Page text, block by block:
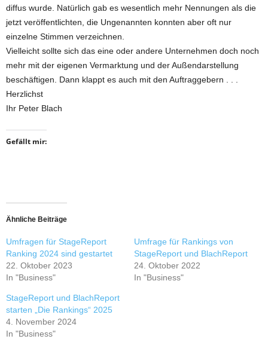
diffus wurde. Natürlich gab es wesentlich mehr Nennungen als die
jetzt veröffentlichten, die Ungenannten konnten aber oft nur
einzelne Stimmen verzeichnen.
Vielleicht sollte sich das eine oder andere Unternehmen doch noch
mehr mit der eigenen Vermarktung und der Außendarstellung
beschäftigen. Dann klappt es auch mit den Auftraggebern . . .
Herzlichst
Ihr Peter Blach
Gefällt mir:
Ähnliche Beiträge
Umfragen für StageReport
Ranking 2024 sind gestartet
22. Oktober 2023
In "Business"
Umfrage für Rankings von
StageReport und BlachReport
24. Oktober 2022
In "Business"
StageReport und BlachReport
starten „Die Rankings“ 2025
4. November 2024
In "Business"